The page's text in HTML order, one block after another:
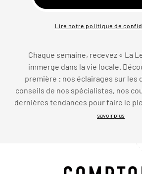
Lire notre politique de
Chaque semaine, recevez « La
immerge dans la vie locale.
première : nos éclairages sur les
conseils de nos spécialistes, nos
dernières tendances pour faire le
savoir plus